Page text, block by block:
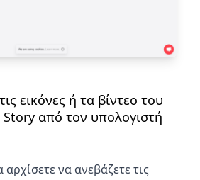
εικόνες ή τα βίντεο του
από τον υπολογιστή
να ανεβάζετε τις